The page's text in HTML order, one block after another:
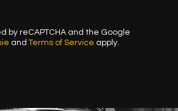
by reCAPTCHA and the Google
andTerms of Service apply.